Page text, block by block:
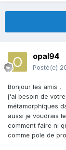
opal94
Posté(e)
Bonjour les amis ,
j'ai besoin de
métamorphiques
aussi je voudrais
comment faire ni
comme pole de